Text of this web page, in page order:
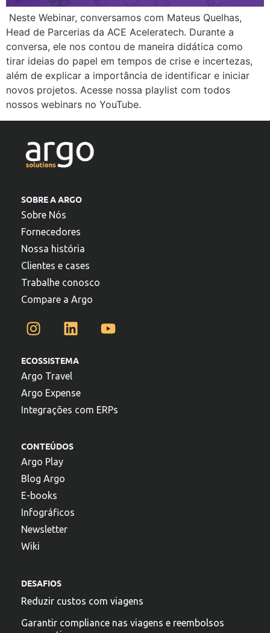
Neste Webinar, conversamos com Mateus Quelhas,
Head de Parcerias da ACE Aceleratech. Durante a
conversa, ele nos contou de maneira didática como
tirar ideias do papel em tempos de crise e incertezas,
além de explicar a importância de identificar e iniciar
novos projetos. Acesse nossa playlist com todos
nossos webinars no YouTube.
SOBRE A ARGO
Sobre Nós
Fornecedores
Nossa história
Clientes e cases
Trabalhe conosco
Compare a Argo
ECOSSISTEMA
Argo Travel
Argo Expense
Integrações com ERPs
CONTEÚDOS
Argo Play
Blog Argo
E-books
Infográficos
Newsletter
Wiki
DESAFIOS
Reduzir custos com viagens
Garantir compliance nas viagens e reembolsos